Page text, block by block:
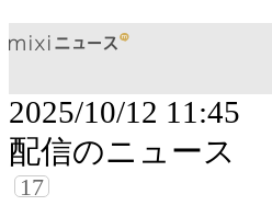
2025/10/12 11:45
配信のニュース
17